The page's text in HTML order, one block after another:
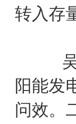
转入存
阳能发
问效。